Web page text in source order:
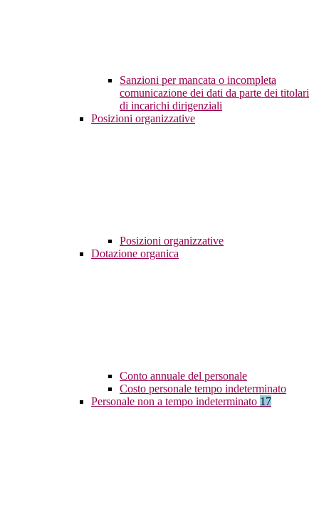
Sanzioni per mancata o incompleta
comunicazione dei dati da parte dei titolari
di incarichi dirigenziali
Posizioni organizzative
Posizioni organizzative
Dotazione organica
Conto annuale del personale
Costo personale tempo indeterminato
Personale non a tempo indeterminato 17